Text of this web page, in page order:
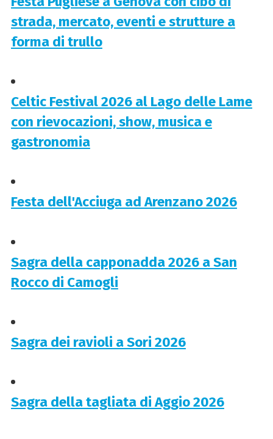
strada, mercato, eventi e strutture a
forma di trullo
Celtic Festival 2026 al Lago delle Lame
con rievocazioni, show, musica e
gastronomia
Festa dell'Acciuga ad Arenzano 2026
Sagra della capponadda 2026 a San
Rocco di Camogli
Sagra dei ravioli a Sori 2026
Sagra della tagliata di Aggio 2026